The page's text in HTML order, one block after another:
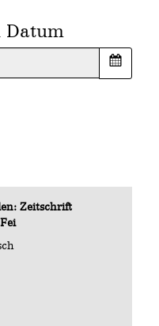
Datum
Zeitschrift